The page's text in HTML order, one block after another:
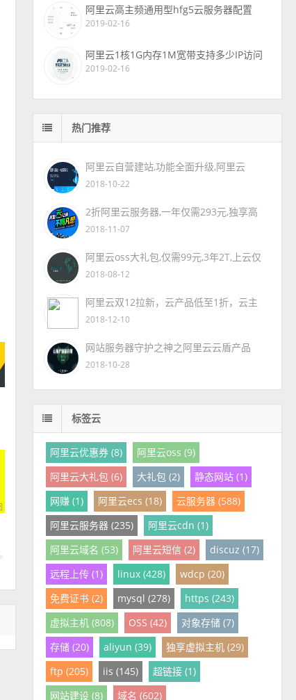
阿里云高主频通用型hfg5云服务器配置
2019-02-16
阿里云1核1G内存1M宽带支持多少IP访问
2019-02-16
热门推荐
阿里云自营建站,功能全面升级,阿里云
2018-10-22
2折阿里云服务器,一年仅需293元,独享高
2018-11-07
阿里云oss大礼包,仅需99元,3年2T,上云仅
2018-08-12
阿里云双12拉新，云产品低至1折，云主
2018-12-10
网站服务器守护之神之阿里云云盾产品
2018-10-28
标签云
阿里云优惠券 (8)
阿里云oss (9)
阿里云大礼包 (6)
大礼包 (2)
静态网站 (1)
网赚 (1)
阿里云ecs (18)
云服务器 (588)
阿里云服务器 (235)
阿里云cdn (1)
阿里云域名 (53)
阿里云短信 (2)
discuz (17)
远程上传 (1)
linux (428)
wdcp (20)
免费证书 (2)
mysql (278)
https (243)
虚拟主机 (808)
OSS (42)
对象存储 (7)
存储 (20)
aliyun (39)
独享虚拟主机 (29)
ftp (205)
iis (145)
超链接 (1)
网站建设 (8)
域名 (602)